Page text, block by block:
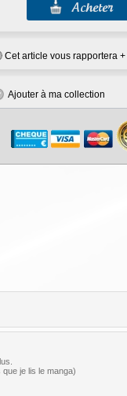
Cet article vous rapportera +
Ajouter à ma collection
je lis le manga)